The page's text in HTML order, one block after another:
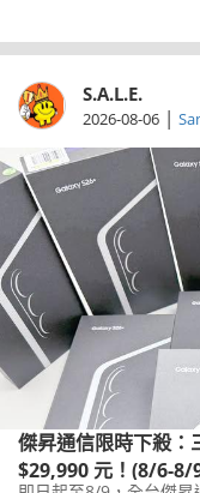
S.A.L.E.
2026-08-06 |
傑昇通信限時下殺
$29,990 元！(8/6-8/